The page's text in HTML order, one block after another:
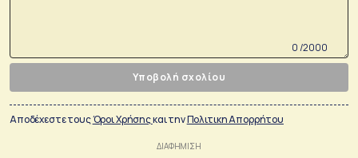
0 /2000
Υποβολή σχολίου
Αποδέχεστε τουςΌροι Χρήσηςκαι τηνΠολιτικη Απορρήτου